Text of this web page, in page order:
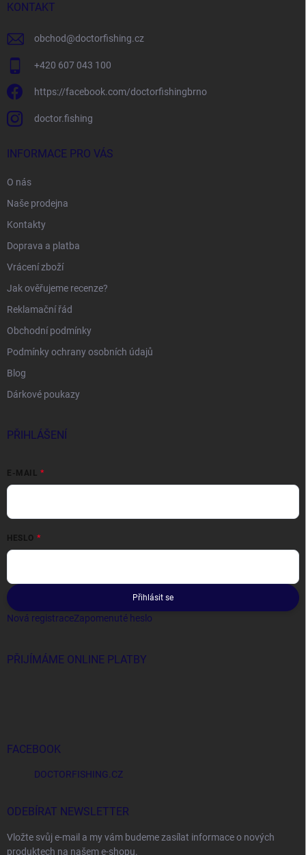
KONTAKT
obchod@doctorfishing.cz
+420 607 043 100
https://facebook.com/doctorfishingbrno
doctor.fishing
INFORMACE PRO VÁS
O nás
Naše prodejna
Kontakty
Doprava a platba
Vrácení zboží
Jak ověřujeme recenze?
Reklamační řád
Obchodní podmínky
Podmínky ochrany osobních údajů
Blog
Dárkové poukazy
PŘIHLÁŠENÍ
E-MAIL
HESLO
Přihlásit se
Nová registraceZapomenuté heslo
PŘIJÍMÁME ONLINE PLATBY
FACEBOOK
DOCTORFISHING.CZ
ODEBÍRAT NEWSLETTER
Vložte svůj e-mail a my vám budeme zasílat informace o nových
produktech na našem e-shopu.